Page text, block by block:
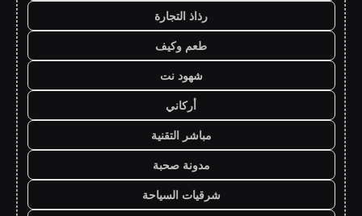
رذاذ التجارة
طعم وكيف
شهود نت
أركاني
مباشر التقنية
مدونة صحبة
شرقيات السياحة